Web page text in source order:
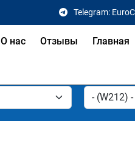
Telegram:
О нас Отзывы Главная